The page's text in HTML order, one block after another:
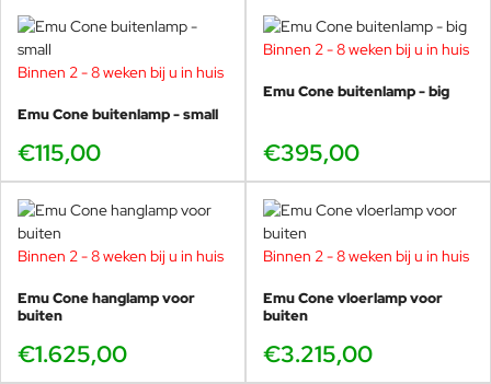
MET EEN VOCHTIGE DOEK. ZO
HEEFT U VELE JAREN PLEZIER
VAN UW AANKOOP!
Binnen 2 - 8 weken bij u in huis
Emu Cone buitenlamp - small
€115,00
Binnen 2 - 8 weken bij u in huis
Emu Cone buitenlamp - big
€395,00
Binnen 2 - 8 weken bij u in huis
Emu Cone hanglamp voor
buiten
€1.625,00
Binnen 2 - 8 weken bij u in huis
Emu Cone vloerlamp voor
buiten
€3.215,00